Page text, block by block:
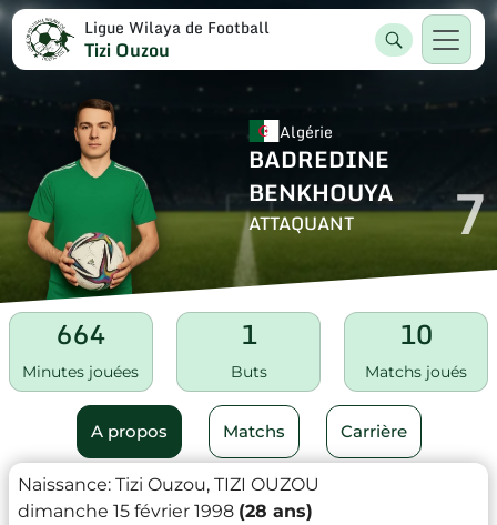
Ligue Wilaya de Football
Tizi Ouzou
Algérie
BADREDINE
BENKHOUYA
ATTAQUANT 7
664
Minutes jouées
1
Buts
10
Matchs joués
A propos Matchs Carrière
Naissance: Tizi Ouzou, TIZI OUZOU
dimanche 15 février 1998 (28 ans)